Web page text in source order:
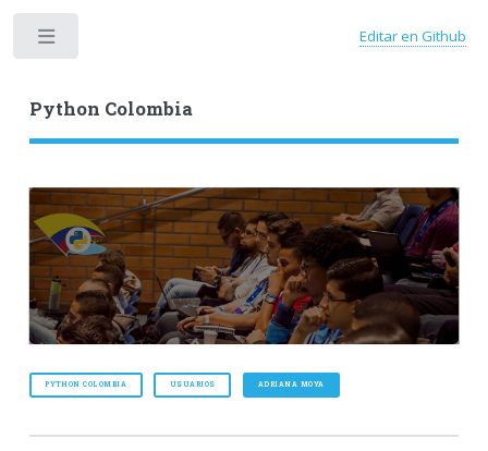
Python Colombia
Editar en Github
PYTHON COLOMBIA USUARIOS ADRIANA MOYA